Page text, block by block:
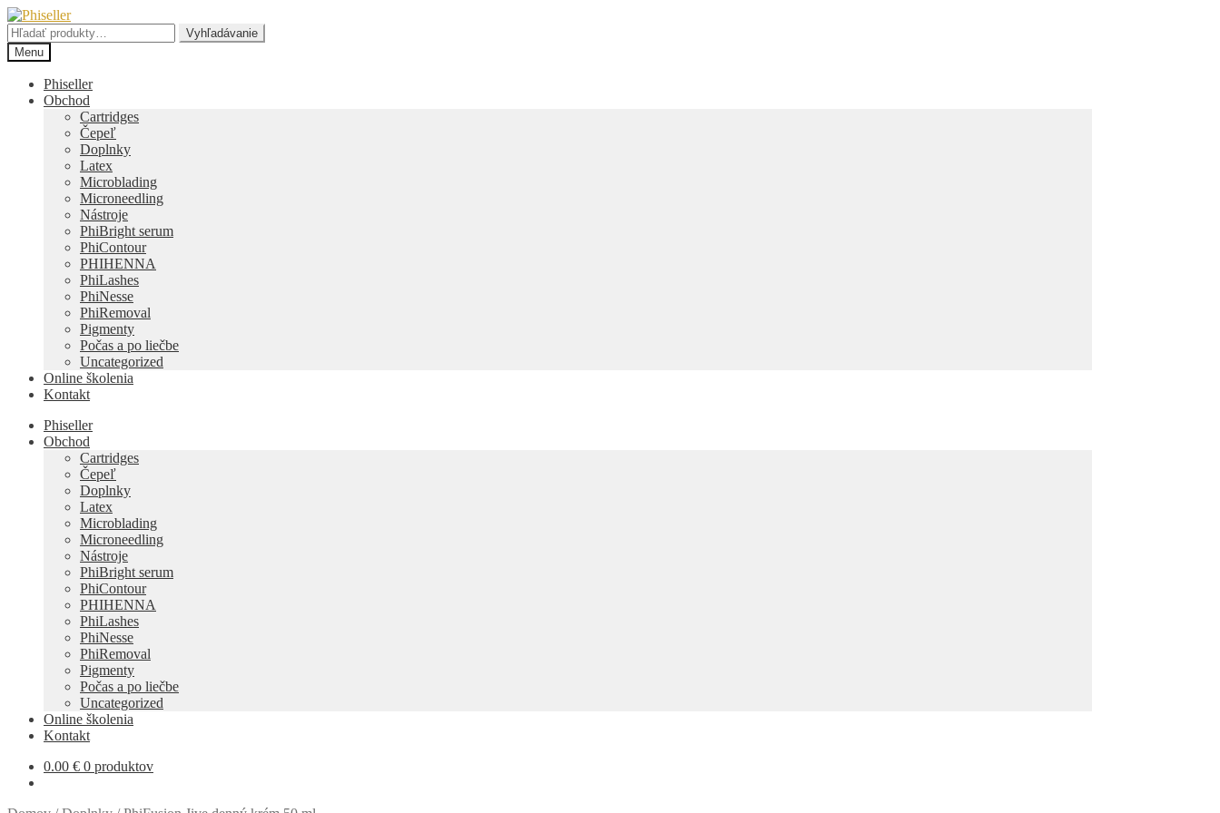
Preskočiť
na
navigáciu
Preskočiť
na
obsah
Hľadať:
Vyhľadávanie
Menu
Phiseller
Obchod
Cartridges
Čepeľ
Doplnky
Latex
Microblading
Microneedling
Nástroje
PhiBright serum
PhiContour
PHIHENNA
PhiLashes
PhiNesse
PhiRemoval
Pigmenty
Počas a po liečbe
Uncategorized
Online školenia
Kontakt
Phiseller
Obchod
Cartridges
Čepeľ
Doplnky
Latex
Microblading
Microneedling
Nástroje
PhiBright serum
PhiContour
PHIHENNA
PhiLashes
PhiNesse
PhiRemoval
Pigmenty
Počas a po liečbe
Uncategorized
Online školenia
Kontakt
0.00 € 0 produktov